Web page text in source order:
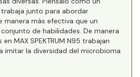
junto para abordar
manera más efectiva que un
de habilidades. De manera
MAX SPEKTRUM N95 trabajan
imitar la diversidad del microbioma